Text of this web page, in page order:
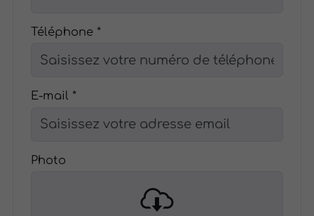
Téléphone *
E-mail *
Photo